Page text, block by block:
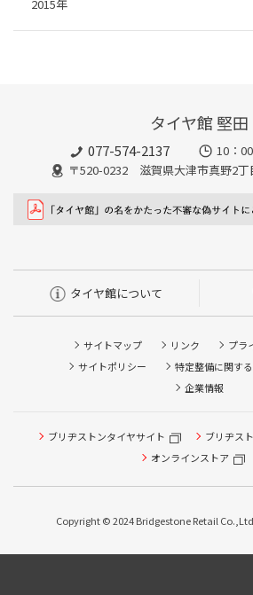
2015年
タイヤ館 堅田
077-574-2137
10：
〒520-0232 滋賀県大津市真野2丁
タイヤ館について
サイトマップ リンク
プラ
サイトポリシー
特定整備に関す
企業情報
ブリヂストンタイヤサイト
ブリヂス
オンラインストア
Copyright © 2024 Bridgestone Retail